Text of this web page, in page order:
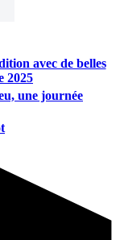
avec de belles
2025
une journée